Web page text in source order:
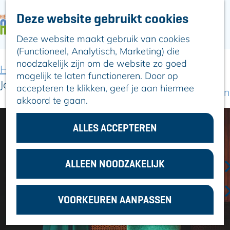
Deze website gebruikt cookies
Deze website maakt gebruik van cookies
(Functioneel, Analytisch, Marketing) die
noodzakelijk zijn om de website zo goed
mogelijk te laten functioneren. Door op
accepteren te klikken, geef je aan hiermee
akkoord te gaan.
ALLES ACCEPTEREN
ALLEEN NOODZAKELIJK
VOORKEUREN AANPASSEN
n
a
a
ARTIKELEN
Hier is Boskoop
Lekker Lokaal
Ontdek het
Erfgoed
Natuurlijk genieten
In en om Alphen
Kleuren van de
toren
VOOR
ONDERNEMERS
Home Uit-agenda
Uit-agenda overzicht
Jakop Ahlbom Company